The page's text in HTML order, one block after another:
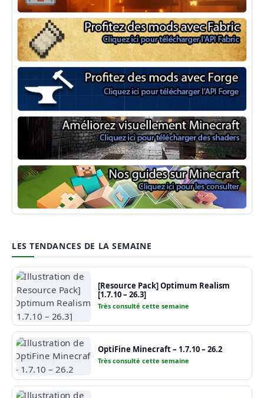
NeoForge
Minecraft Fabric
Minecraft Forge
Shaders Minecraft
Guide Minecraft
LES TENDANCES DE LA SEMAINE
[Resource Pack] Optimum Realism
[1.7.10 – 26.3]
Très consulté cette semaine
OptiFine Minecraft – 1.7.10 – 26.2
Très consulté cette semaine